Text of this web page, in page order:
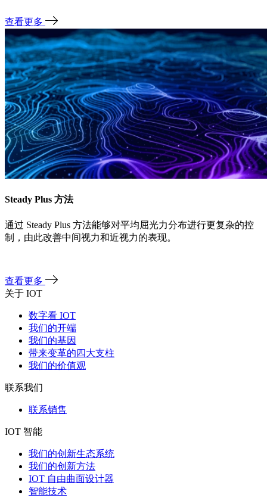
查看更多
Steady Plus 方法
通过 Steady Plus 方法能够对平均屈光力分布进行更复杂的控
制，由此改善中间视力和近视力的表现。
查看更多
关于 IOT
数字看 IOT
我们的开端
我们的基因
带来变革的四大支柱
我们的价值观
联系我们
联系销售
IOT 智能
我们的创新生态系统
我们的创新方法
IOT 自由曲面设计器
智能技术